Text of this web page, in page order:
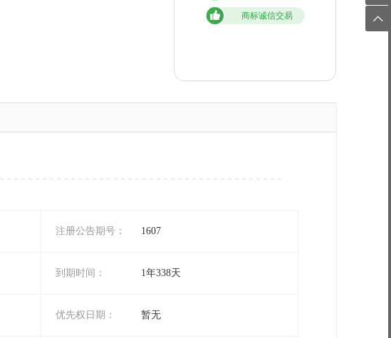
商标诚信交易
注册公告期号： 1607
到期时间： 1年338天
优先权日期： 暂无
